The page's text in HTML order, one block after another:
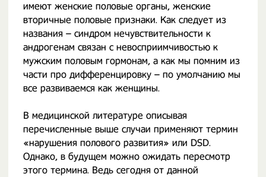
имеют женские половые органы, женские
вторичные половые признаки. Как следует из
названия – синдром нечувствительности к
андрогенам связан с невосприимчивостью к
мужским половым гормонам, а как мы помним из
части про дифференцировку – по умолчанию мы
все развиваемся как женщины.
В медицинской литературе описывая
перечисленные выше случаи применяют термин
«нарушения полового развития» или DSD.
Однако, в будущем можно ожидать пересмотр
этого термина. Ведь сегодня от данной